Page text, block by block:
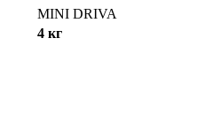
MINI DRIVA
4 кг